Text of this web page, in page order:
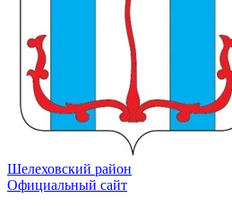
Шелеховский район
Официальный сайт